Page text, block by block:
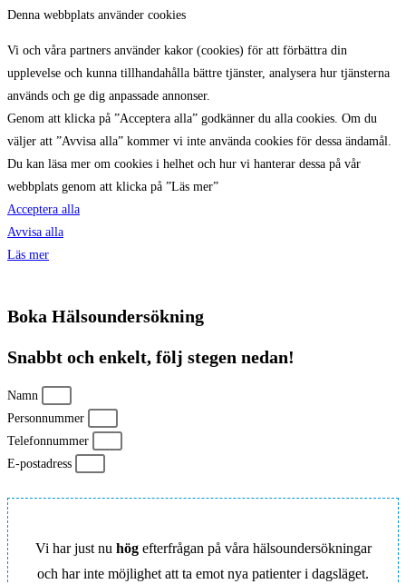
Denna webbplats använder cookies
Vi och våra partners använder kakor (cookies) för att förbättra din
upplevelse och kunna tillhandahålla bättre tjänster, analysera hur tjänsterna
används och ge dig anpassade annonser.
Genom att klicka på ”Acceptera alla” godkänner du alla cookies. Om du
väljer att ”Avvisa alla” kommer vi inte använda cookies för dessa ändamål.
Du kan läsa mer om cookies i helhet och hur vi hanterar dessa på vår
webbplats genom att klicka på ”Läs mer”
Acceptera alla
Avvisa alla
Läs mer
Boka Hälsoundersökning
Snabbt och enkelt, följ stegen nedan!
Namn
Personnummer
Telefonnummer
E-postadress
Vi har just nu högefterfrågan på våra hälsoundersökningar
och har inte möjlighet att ta emot nya patienter i dagsläget.